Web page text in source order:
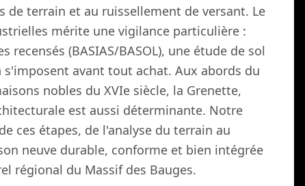
terrain et au ruissellement de versant. Le
mérite une vigilance particulière :
recensés (BASIAS/BASOL), une étude de sol
avant tout achat. Aux abords du
nobles du XVIe siècle, la Grenette,
est aussi déterminante. Notre
ces étapes, de l'analyse du terrain au
neuve durable, conforme et bien intégrée
régional du Massif des Bauges.